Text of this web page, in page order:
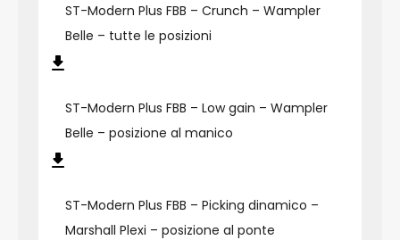
ST-Modern Plus FBB – Crunch – Wampler
Belle – tutte le posizioni
ST-Modern Plus FBB – Low gain – Wampler
Belle – posizione al manico
ST-Modern Plus FBB – Picking dinamico –
Marshall Plexi – posizione al ponte